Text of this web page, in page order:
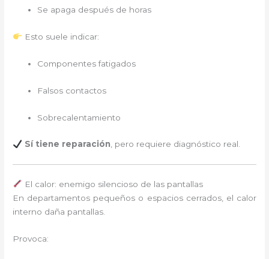
Se apaga después de horas
Esto suele indicar:
Componentes fatigados
Falsos contactos
Sobrecalentamiento
Sí tiene reparación, pero requiere diagnóstico real.
El calor: enemigo silencioso de las pantallas
En departamentos pequeños o espacios cerrados, el calor
interno daña pantallas.
Provoca: